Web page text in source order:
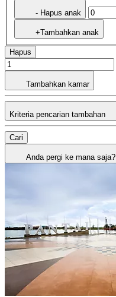
- Hapus anak
+Tambahkan anak
Hapus
Tambahkan kamar
Kriteria pencarian tambahan
Cari
Anda pergi ke mana saja?